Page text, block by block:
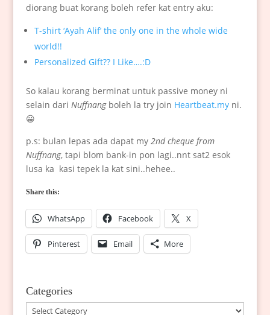
diorang buat korang boleh refer kat entry aku:
T-shirt ‘Ayah Alif’ the only one in the whole wide
world!!
Personalized Gift?? I Like….:D
So kalau korang berminat untuk passive money ni
selain dari Nuffnang boleh la try join Heartbeat.myni.
😀
p.s: bulan lepas ada dapat my 2nd cheque from
Nuffnang, tapi blom bank-in pon lagi..nnt sat2 esok
lusa ka kasi tepek la kat sini..hehee..
Share this:
WhatsApp Facebook X
Pinterest Email More
Categories
Categories